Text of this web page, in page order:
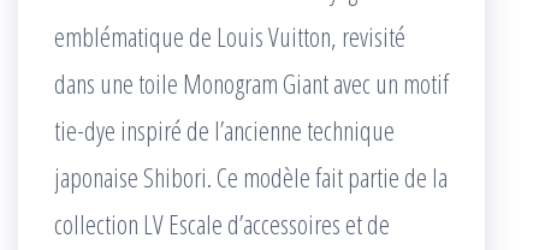
emblématique de Louis Vuitton, revisité
dans une toile Monogram Giant avec un motif
tie-dye inspiré de l’ancienne technique
japonaise Shibori. Ce modèle fait partie de la
collection LV Escale d’accessoires et de